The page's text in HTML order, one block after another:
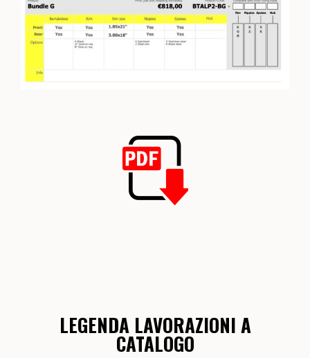
LEGENDA LAVORAZIONI A
CATALOGO